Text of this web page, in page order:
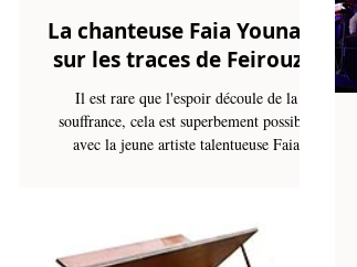
La chanteuse Faia Younan :
sur les traces de Feirouz ?
Il est rare que l'espoir découle de la
souffrance, cela est superbement possible
avec la jeune artiste talentueuse Faia